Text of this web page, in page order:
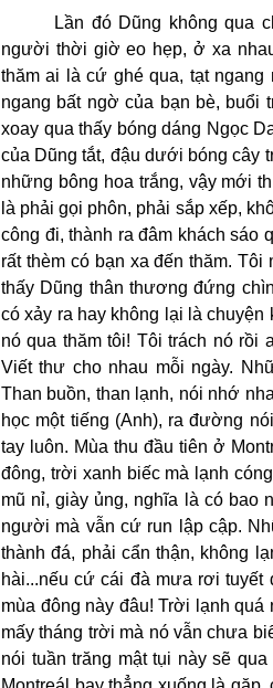
Lần đó Dũng không qua
người thời giờ eo hẹp, ở xa
thăm ai là cứ ghé qua, tạt
ngang bất ngờ của bạn bè, buổi
xoay qua thấy bóng dáng Ngọc
của Dũng tắt, đậu dưới bóng cây
những bông hoa trắng, vậy mới
là phải gọi phôn, phải sắp xếp,
công đi, thành ra đâm khách sáo
rất thèm có bạn xa đến thăm.
thấy Dũng thân thương đứng
có xảy ra hay không lại là
nó qua thăm tôi! Tôi trách nó rồi
Viết thư cho nhau mỗi ngày.
Than buồn, than lạnh, nói nhớ
học một tiếng (Anh), ra đường
tay luôn. Mùa thu đầu tiên ở
đông, trời xanh biếc mà lạnh
mũ nỉ, giày ủng, nghĩa là có bao
người mà vẫn cứ run lập cập.
thành đá, phải cẩn thận, không
hài...nếu cứ cái đà mưa rơi
mùa đông này đâu! Trời lạnh
mấy tháng trời mà nó vẫn chưa
nói tuần trăng mật tụi này sẽ